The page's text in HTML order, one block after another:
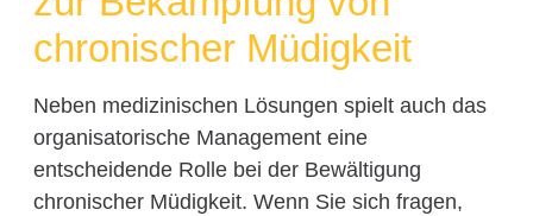
chronischer Müdigkeit
Neben medizinischen Lösungen spielt auch das
organisatorische Management eine
entscheidende Rolle bei der Bewältigung
chronischer Müdigkeit. Wenn Sie sich fragen,